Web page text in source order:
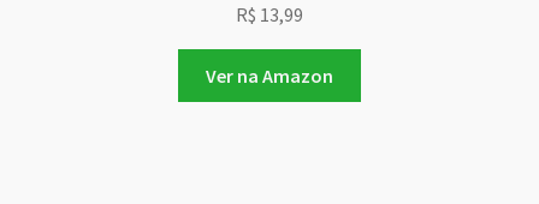
R$ 13,99
Ver na Amazon